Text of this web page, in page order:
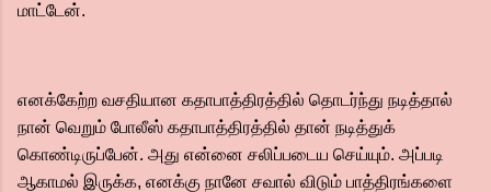
மாட்டேன்.
எனக்கேற்ற வசதியான கதாபாத்திரத்தில் தொடர்ந்து நடித்தால்
நான் வெறும் போலீஸ் கதாபாத்திரத்தில் தான் நடித்துக்
கொண்டிருப்பேன். அது என்னை சலிப்படைய செய்யும். அப்படி
ஆகாமல் இருக்க, எனக்கு நானே சவால் விடும் பாத்திரங்களை